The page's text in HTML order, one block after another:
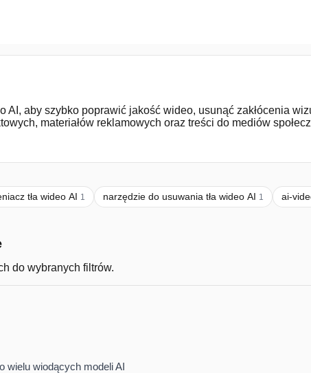
AI, aby szybko poprawić jakość wideo, usunąć zakłócenia
materiałów reklamowych oraz treści do mediów
tła wideo AI 1 narzędzie do usuwania tła wideo AI 1 ai-
do wybranych filtrów.
wielu wiodących modeli AI